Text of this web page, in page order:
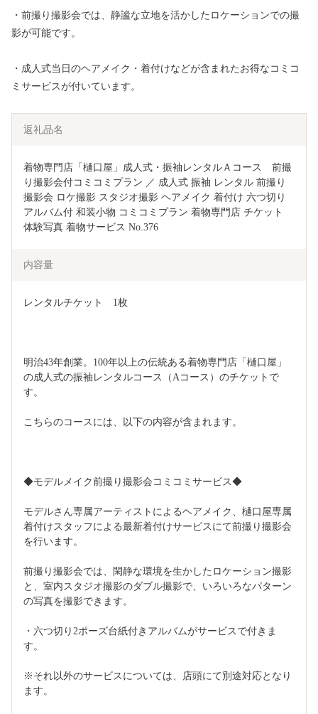
・前撮り撮影会では、静謐な立地を活かしたロケーションでの撮
影が可能です。
・成人式当日のヘアメイク・着付けなどが含まれたお得なコミコ
ミサービスが付いています。
返礼品名
着物専門店「樋口屋」成人式・振袖レンタルＡコース　前撮
り撮影会付コミコミプラン ／ 成人式 振袖 レンタル 前撮り
撮影会 ロケ撮影 スタジオ撮影 ヘアメイク 着付け 六つ切り
アルバム付 和装小物 コミコミプラン 着物専門店 チケット
体験写真 着物サービス No.376
内容量
レンタルチケット　1枚
明治43年創業。100年以上の伝統ある着物専門店「樋口屋」
の成人式の振袖レンタルコース（Aコース）のチケットで
す。
こちらのコースには、以下の内容が含まれます。
◆モデルメイク前撮り撮影会コミコミサービス◆
モデルさん専属アーティストによるヘアメイク、樋口屋専属
着付けスタッフによる最新着付けサービスにて前撮り撮影会
を行います。
前撮り撮影会では、閑静な環境を生かしたロケーション撮影
と、室内スタジオ撮影のダブル撮影で、いろいろなパターン
の写真を撮影できます。
・六つ切り2ポーズ台紙付きアルバムがサービスで付きま
す。
※それ以外のサービスについては、店頭にて別途対応となり
ます。